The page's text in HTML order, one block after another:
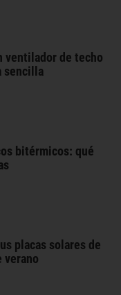
ventilador de techo
sencilla
bitérmicos: qué
placas solares de
verano